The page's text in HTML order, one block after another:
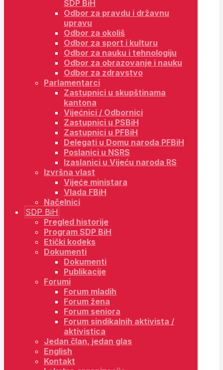
SDP BiH
Odbor za pravdu i državnu
upravu
Odbor za okoliš
Odbor za sport i kulturu
Odbor za nauku i tehnologiju
Odbor za obrazovanje i nauku
Odbor za zdravstvo
Parlamentarci
Zastupnici u skupštinama
kantona
Vijećnici / Odbornici
Zastupnici u PSBiH
Zastupnici u PFBiH
Delegati u Domu naroda PFBiH
Poslanici u NSRS
Izaslanici u Vijeću naroda RS
Izvršna vlast
Vijeće ministara
Vlada FBiH
Načelnici
SDP BiH
Pregled historije
Program SDP BiH
Etički kodeks
Dokumenti
Dokumenti
Publikacije
Forumi
Forum mladih
Forum žena
Forum seniora
Forum sindikalnih aktivista /
aktivistica
Jedan član, jedan glas
English
Kontakt